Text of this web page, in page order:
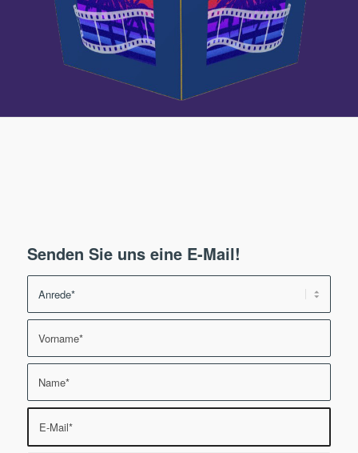
Senden Sie uns eine E-Mail!